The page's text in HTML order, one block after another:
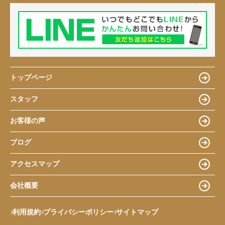
トップページ
スタッフ
お客様の声
ブログ
アクセスマップ
会社概要
利用規約 プライバシーポリシー サイトマップ